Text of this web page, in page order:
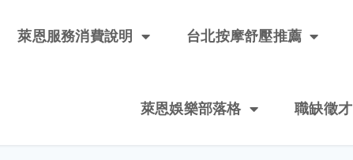
萊恩服務消費說明 台北按摩舒壓推薦
萊恩娛樂部落格 職缺徵才